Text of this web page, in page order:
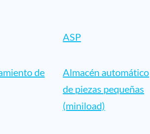
ASP
de
Almacén automático
de piezas pequeñas
(miniload)